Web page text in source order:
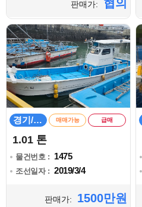
판매가: 협의
경기/인천 매매가능 급매
1.01 톤
물건번호 : 1475
조선일자 : 2019/3/4
판매가: 1500만원